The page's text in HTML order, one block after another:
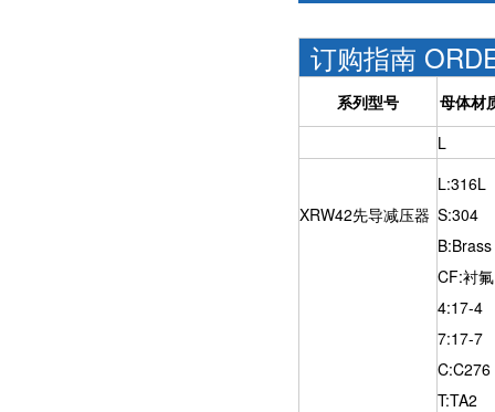
订购指南
系列型号
母体材
L
XRW42先导减压器
L:316L
S:304
B:Brass
CF:衬氟
4:17-4
7:17-7
C:C276
T:TA2